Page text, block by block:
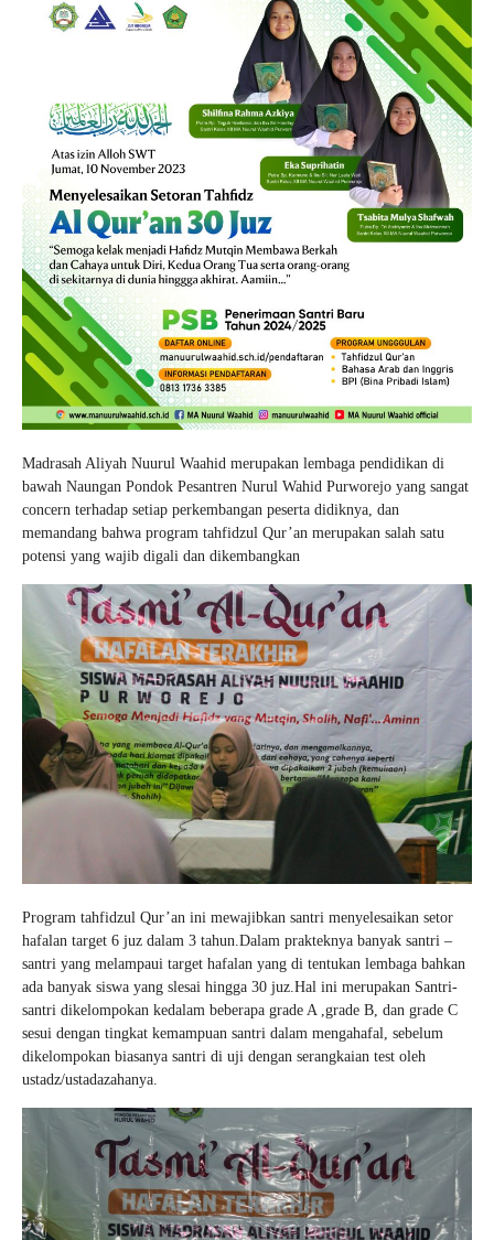
Madrasah Aliyah Nuurul Waahid merupakan lembaga pendidikan di
bawah Naungan Pondok Pesantren Nurul Wahid Purworejo yang sangat
concern terhadap setiap perkembangan peserta didiknya, dan
memandang bahwa program tahfidzul Qur’an merupakan salah satu
potensi yang wajib digali dan dikembangkan
Program tahfidzul Qur’an ini mewajibkan santri menyelesaikan setor
hafalan target 6 juz dalam 3 tahun.Dalam prakteknya banyak santri –
santri yang melampaui target hafalan yang di tentukan lembaga bahkan
ada banyak siswa yang slesai hingga 30 juz.Hal ini merupakan Santri-
santri dikelompokan kedalam beberapa grade A ,grade B, dan grade C
sesui dengan tingkat kemampuan santri dalam mengahafal, sebelum
dikelompokan biasanya santri di uji dengan serangkaian test oleh
ustadz/ustadazahanya.